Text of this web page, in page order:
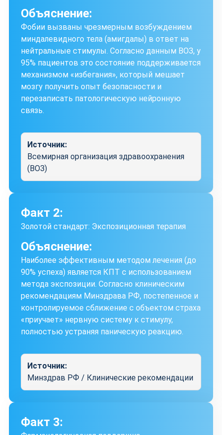
Объяснение:
Фобии вызваны чрезмерным возбуждением
миндалевидного тела (амигдалы) в ответ на
нейтральные стимулы. Согласно данным ВОЗ, у
95% пациентов это состояние поддерживается
механизмом «избегания», который мешает
мозгу получить опыт безопасности и
перезаписать патологическую нейронную
связь.
Источник:
Всемирная организация здравоохранения
(ВОЗ)
Факт 2:
Золотой стандарт: Экспозиционная терапия
Объяснение:
Наиболее эффективным методом лечения (до
90% успеха) является КПТ с использованием
метода экспозиции. Согласно клиническим
рекомендациям Минздрава РФ, постепенное и
контролируемое сближение с объектом страха
«приучает» нервную систему к стимулу,
полностью устраняя паническую реакцию.
Источник:
Минздрав РФ / Клинические рекомендации
Факт 3: